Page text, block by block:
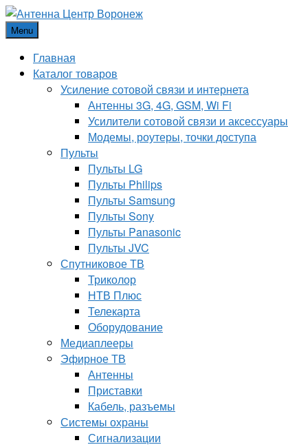
Menu
Главная
Каталог товаров
Усиление сотовой связи и интернета
Антенны 3G, 4G, GSM, Wi Fi
Усилители сотовой связи и аксессуары
Модемы, роутеры, точки доступа
Пульты
Пульты LG
Пульты Philips
Пульты Samsung
Пульты Sony
Пульты Panasonic
Пульты JVC
Спутниковое ТВ
Триколор
НТВ Плюс
Телекарта
Оборудование
Медиаплееры
Эфирное ТВ
Антенны
Приставки
Кабель, разъемы
Системы охраны
Сигнализации